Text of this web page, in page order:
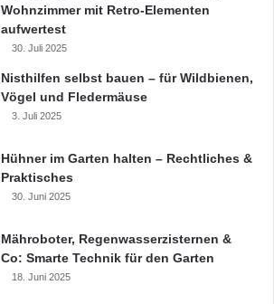
Wohnzimmer mit Retro-Elementen
aufwertest
30. Juli 2025
Nisthilfen selbst bauen – für Wildbienen,
Vögel und Fledermäuse
3. Juli 2025
Hühner im Garten halten – Rechtliches &
Praktisches
30. Juni 2025
Mähroboter, Regenwasserzisternen &
Co: Smarte Technik für den Garten
18. Juni 2025